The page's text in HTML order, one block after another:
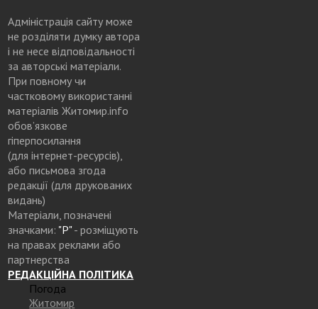
Адміністрація сайту може
не розділяти думку автора
і не несе відповідальності
за авторські матеріали.
При повному чи
частковому використанні
матеріалів Житомир.info
обов’язкове
гіперпосилання
(для інтернет-ресурсів),
або письмова згода
редакції (для друкованих
видань)
Матеріали, позначені
значками: "Р"- розміщують
на правах реклами або
партнерства
РЕДАКЦІЙНА ПОЛІТИКА
Погода
Житомир